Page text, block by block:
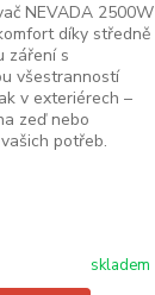
NEVADA 2500W
díky středně
záření s
všestranností
v exteriérech –
zeď nebo
potřeb.
skladem